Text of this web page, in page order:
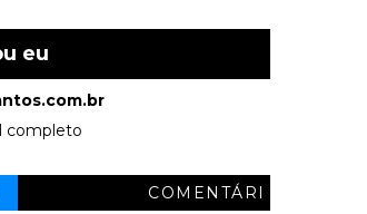
eu
completo
COMENTÁRI